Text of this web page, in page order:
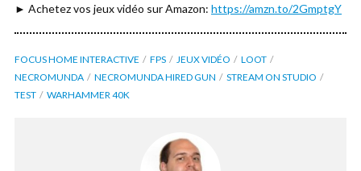
► Achetez vos jeux vidéo sur Amazon: https://amzn.to/2GmptgY
FOCUS HOME INTERACTIVE FPS JEUX VIDÉO
LOOT
NECROMUNDA
NECROMUNDA HIRED GUN
STREAM ON STUDIO
TEST
WARHAMMER 40K